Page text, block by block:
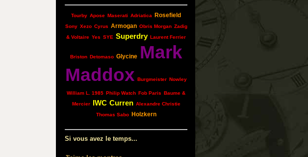
Tourby Apose Maserati Adriatica Rosefield
Sony Xezo Cyrus Armogan Obris Morgan Zadig
& Voltaire Yes SYE Superdry Laurent Ferrier
Briston Detomaso Glycine Mark
Maddox Burgmeister Nowley
William L. 1985 Philip Watch Fob Paris Baume &
Mercier IWC Curren Alexandre Christie
Thomas Sabo Holzkern
Si vous avez le temps...